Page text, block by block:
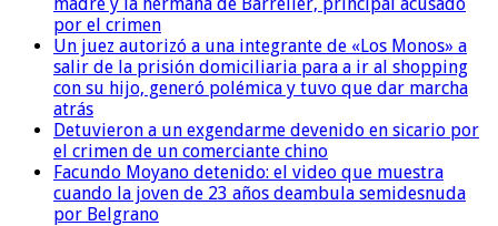
por el crimen
Un juez autorizó a una integrante de «Los Monos» a
salir de la prisión domiciliaria para a ir al shopping
con su hijo, generó polémica y tuvo que dar marcha
atrás
Detuvieron a un exgendarme devenido en sicario por
el crimen de un comerciante chino
Facundo Moyano detenido: el video que muestra
cuando la joven de 23 años deambula semidesnuda
por Belgrano